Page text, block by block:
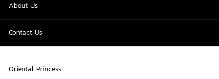
About Us
Contact Us
Oriental Princess